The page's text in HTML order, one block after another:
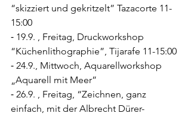
“skizziert und gekritzelt” Tazacorte 11-
15:00
⁃ 19.9. , Freitag, Druckworkshop
“Küchenlithographie”, Tijarafe 11-15:00
⁃ 24.9., Mittwoch, Aquarellworkshop
„Aquarell mit Meer”
⁃ 26.9. , Freitag, “Zeichnen, ganz
einfach, mit der Albrecht Dürer-